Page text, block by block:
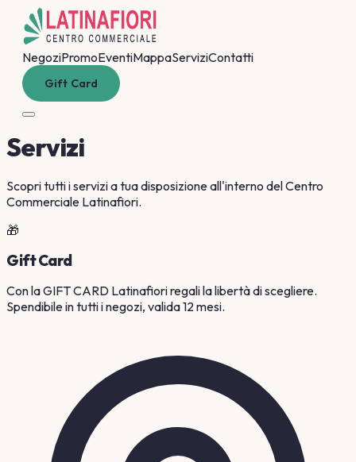
NegoziPromoEventiMappaServiziContatti
Gift Card
Servizi
Scopri tutti i servizi a tua disposizione all'interno del Centro
Commerciale Latinafiori.
🎁
Gift Card
Con la GIFT CARD Latinafiori regali la libertà di scegliere.
Spendibile in tutti i negozi, valida 12 mesi.